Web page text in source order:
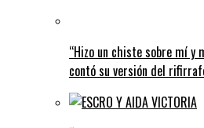
“Hizo un chiste sobre mí y
contó su versión del